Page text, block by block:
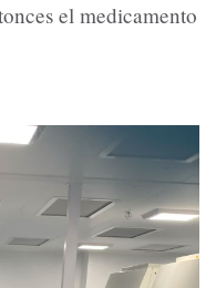
el medicamento